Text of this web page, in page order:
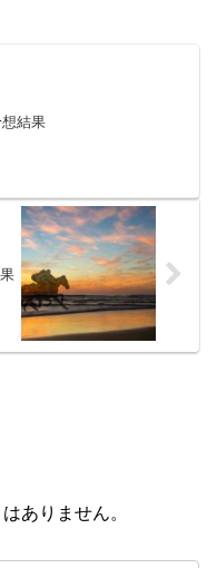
結果
ありません。